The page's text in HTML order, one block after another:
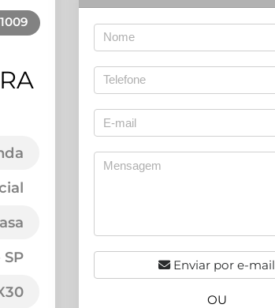
1009
Enviar por e-mail
OU